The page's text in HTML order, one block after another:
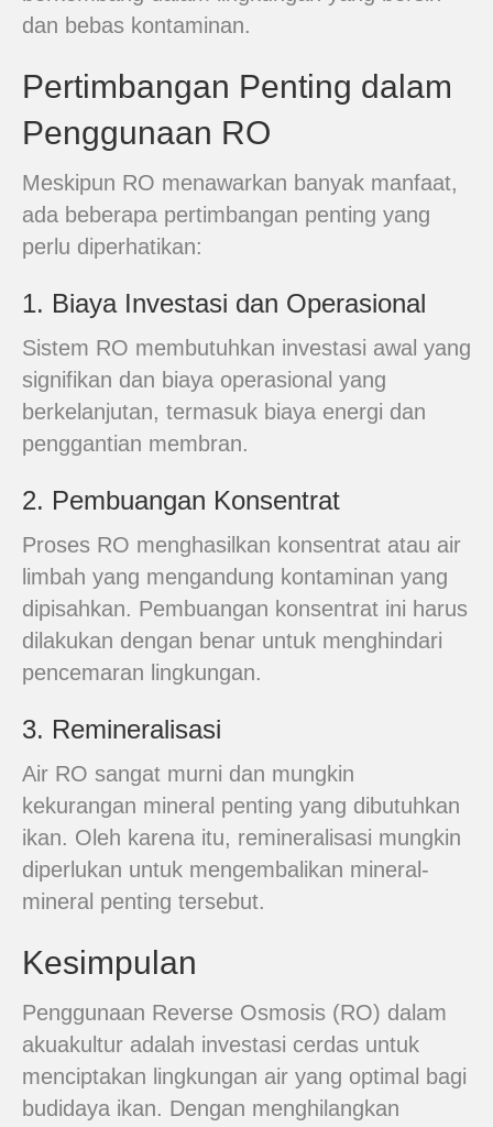
dan bebas kontaminan.
Pertimbangan Penting dalam
Penggunaan RO
Meskipun RO menawarkan banyak manfaat,
ada beberapa pertimbangan penting yang
perlu diperhatikan:
1. Biaya Investasi dan Operasional
Sistem RO membutuhkan investasi awal yang
signifikan dan biaya operasional yang
berkelanjutan, termasuk biaya energi dan
penggantian membran.
2. Pembuangan Konsentrat
Proses RO menghasilkan konsentrat atau air
limbah yang mengandung kontaminan yang
dipisahkan. Pembuangan konsentrat ini harus
dilakukan dengan benar untuk menghindari
pencemaran lingkungan.
3. Remineralisasi
Air RO sangat murni dan mungkin
kekurangan mineral penting yang dibutuhkan
ikan. Oleh karena itu, remineralisasi mungkin
diperlukan untuk mengembalikan mineral-
mineral penting tersebut.
Kesimpulan
Penggunaan Reverse Osmosis (RO) dalam
akuakultur adalah investasi cerdas untuk
menciptakan lingkungan air yang optimal bagi
budidaya ikan. Dengan menghilangkan